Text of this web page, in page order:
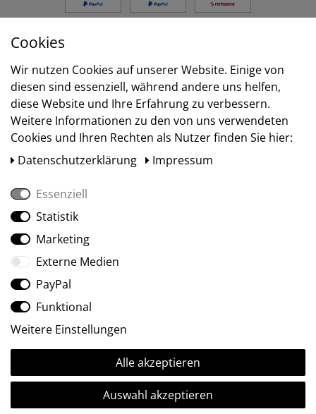
Versand
Social Media
Ⓒ2009-2026 ARTland GmbH • Alle Rechte vorbehalten.
Cookies
Wir nutzen Cookies auf unserer Website. Einige von
diesen sind essenziell, während andere uns helfen,
diese Website und Ihre Erfahrung zu verbessern.
Weitere Informationen zu den von uns verwendeten
Cookies und Ihren Rechten als Nutzer finden Sie hier:
Daten­schutz­erklärung
Impressum
Essenziell
Statistik
Marketing
Externe Medien
PayPal
Funktional
Weitere Einstellungen
Alle akzeptieren
Auswahl akzeptieren